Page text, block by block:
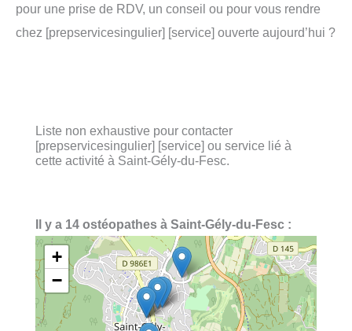
pour une prise de RDV, un conseil ou pour vous rendre
chez [prepservicesingulier] [service] ouverte aujourd’hui ?
Liste non exhaustive pour contacter
[prepservicesingulier] [service] ou service lié à
cette activité à Saint-Gély-du-Fesc.
Il y a 14 ostéopathes à Saint-Gély-du-Fesc :
+
−